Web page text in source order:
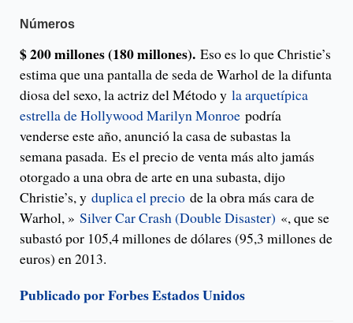
Números
$ 200 millones (180 millones). Eso es lo que Christie’s
estima que una pantalla de seda de Warhol de la difunta
diosa del sexo, la actriz del Método y la arquetípica
estrella de Hollywood Marilyn Monroe podría
venderse este año, anunció la casa de subastas la
semana pasada. Es el precio de venta más alto jamás
otorgado a una obra de arte en una subasta, dijo
Christie’s, y duplica el precio de la obra más cara de
Warhol, » Silver Car Crash (Double Disaster) «, que se
subastó por 105,4 millones de dólares (95,3 millones de
euros) en 2013.
Publicado por Forbes Estados Unidos